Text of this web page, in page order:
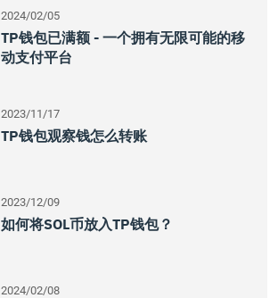
2024/02/05
TP钱包已满额 - 一个拥有无限可能的移
动支付平台
2023/11/17
TP钱包观察钱怎么转账
2023/12/09
如何将SOL币放入TP钱包？
2024/02/08